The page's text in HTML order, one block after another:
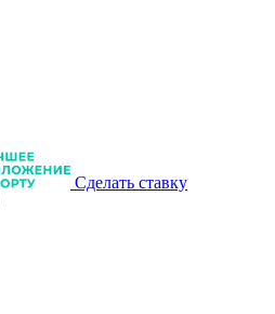
Сделать ставку